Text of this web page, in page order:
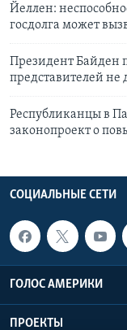
Йеллен:
госдолга может
Президент Байден
представителей не
Республиканцы в
законопроект о
СОЦИАЛЬНЫЕ СЕТИ
ГОЛОС АМЕРИКИ
ПРОЕКТЫ